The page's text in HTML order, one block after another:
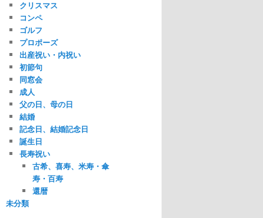
クリスマス
コンペ
ゴルフ
プロポーズ
出産祝い・内祝い
初節句
同窓会
成人
父の日、母の日
結婚
記念日、結婚記念日
誕生日
長寿祝い
古希、喜寿、米寿・傘
寿・百寿
還暦
未分類